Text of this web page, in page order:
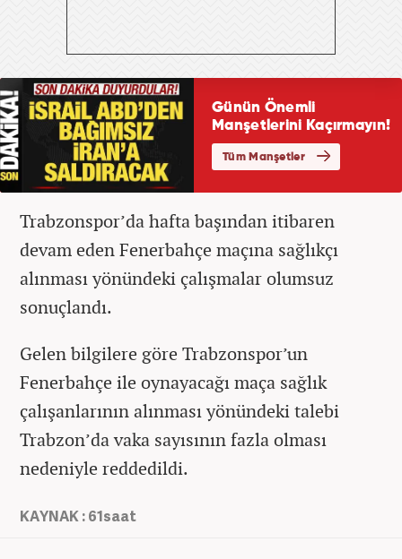
Trabzonspor’da hafta başından itibaren
devam eden Fenerbahçe maçına sağlıkçı
alınması yönündeki çalışmalar olumsuz
sonuçlandı.
Gelen bilgilere göre Trabzonspor’un
Fenerbahçe ile oynayacağı maça sağlık
çalışanlarının alınması yönündeki talebi
Trabzon’da vaka sayısının fazla olması
nedeniyle reddedildi.
KAYNAK : 61saat